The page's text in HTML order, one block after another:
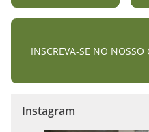
INSCREVA-SE NO
Instagram